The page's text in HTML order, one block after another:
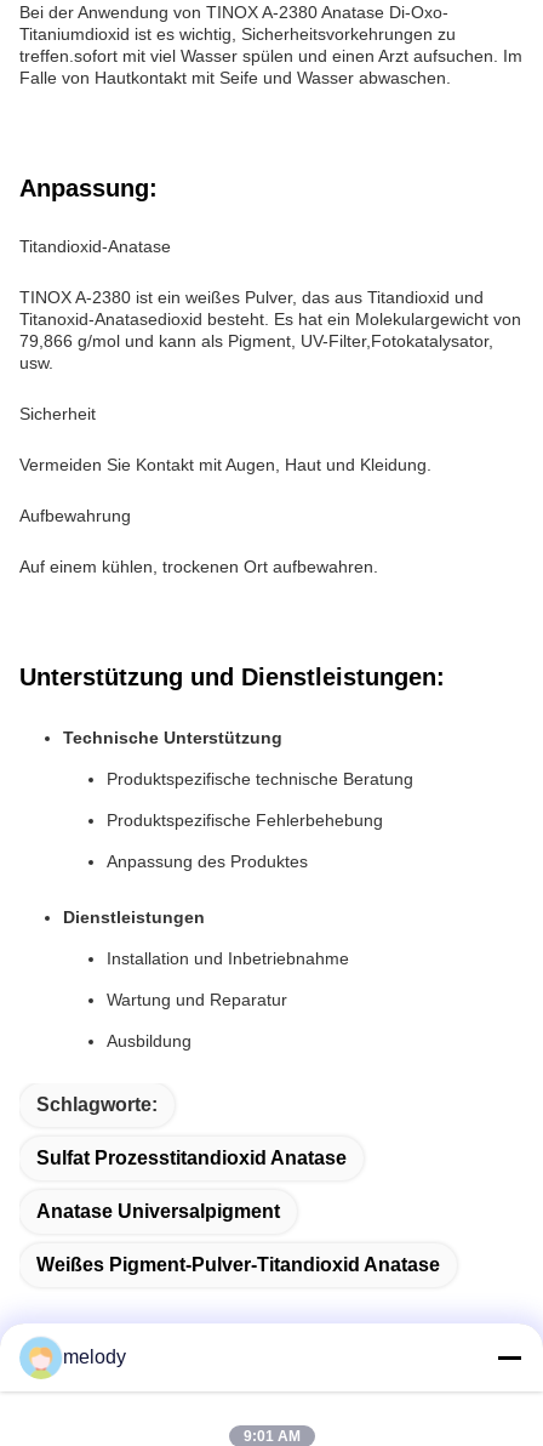
Bei der Anwendung von TINOX A-2380 Anatase Di-Oxo-
Titaniumdioxid ist es wichtig, Sicherheitsvorkehrungen zu
treffen.sofort mit viel Wasser spülen und einen Arzt aufsuchen. Im
Falle von Hautkontakt mit Seife und Wasser abwaschen.
Anpassung:
Titandioxid-Anatase
TINOX A-2380 ist ein weißes Pulver, das aus Titandioxid und
Titanoxid-Anatasedioxid besteht. Es hat ein Molekulargewicht von
79,866 g/mol und kann als Pigment, UV-Filter,Fotokatalysator,
usw.
Sicherheit
Vermeiden Sie Kontakt mit Augen, Haut und Kleidung.
Aufbewahrung
Auf einem kühlen, trockenen Ort aufbewahren.
Unterstützung und Dienstleistungen:
Technische Unterstützung
Produktspezifische technische Beratung
Produktspezifische Fehlerbehebung
Anpassung des Produktes
Dienstleistungen
Installation und Inbetriebnahme
Wartung und Reparatur
Ausbildung
Schlagworte:
Sulfat Prozesstitandioxid Anatase
Anatase Universalpigment
Weißes Pigment-Pulver-Titandioxid Anatase
melody
9:01 AM